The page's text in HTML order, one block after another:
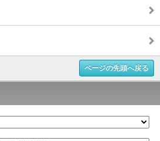
ページの先頭へ戻る